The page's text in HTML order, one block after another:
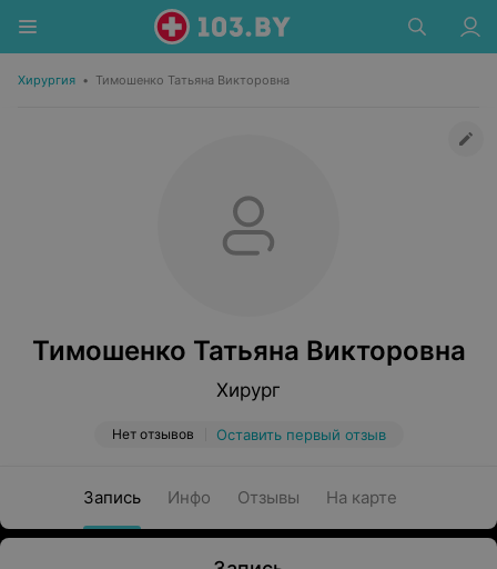
Хирургия • Тимошенко Татьяна Викторовна
Тимошенко Татьяна Викторовна
Хирург
Нет отзывов Оставить первый отзыв
Запись Инфо Отзывы На карте